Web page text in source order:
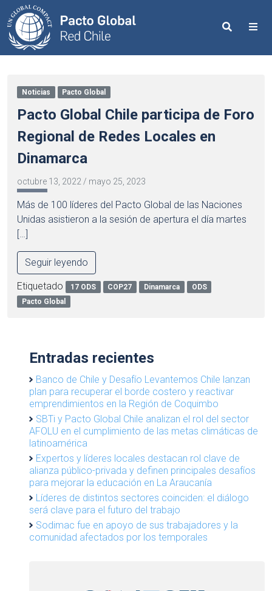
Search
Noticias Pacto Global
Pacto Global Chile participa de Foro
Regional de Redes Locales en
Dinamarca
octubre 13, 2022 / mayo 25, 2023
Más de 100 líderes del Pacto Global de las Naciones
Unidas asistieron a la sesión de apertura el día martes
[…]
Seguir leyendo
Etiquetado 17 ODS COP27 Dinamarca
ODS
Pacto Global
Entradas recientes
Banco de Chile y Desafío Levantemos Chile lanzan
plan para recuperar el borde costero y reactivar
emprendimientos en la Región de Coquimbo
SBTi y Pacto Global Chile analizan el rol del sector
AFOLU en el cumplimiento de las metas climáticas de
latinoamérica
Expertos y líderes locales destacan rol clave de
alianza público-privada y definen principales desafíos
para mejorar la educación en La Araucanía
Líderes de distintos sectores coinciden: el diálogo
será clave para el futuro del trabajo
Sodimac fue en apoyo de sus trabajadores y la
comunidad afectados por los temporales